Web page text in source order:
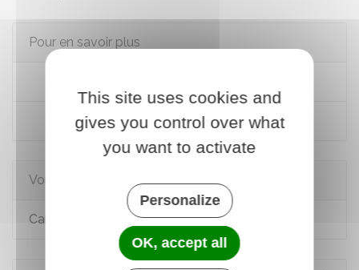
Pour en savoir plus
Parafe : passage rapide des frontières
Voir aussi
Carte d'identité
This site uses cookies and
gives you control over what
you want to activate
Personalize
OK, accept all